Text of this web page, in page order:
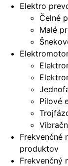
Elektro
Čelné
Malé
Pílové
Frekvenčné
produktov
Frekvenčný